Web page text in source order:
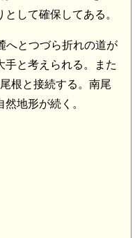
して確保してある。
へとつづら折れの道が
手と考えられる。また
根と接続する。南尾
地形が続く。